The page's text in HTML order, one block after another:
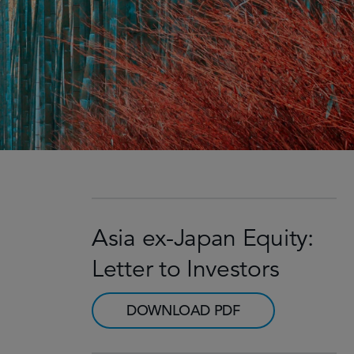
Asia ex-Japan Equity:
Letter to Investors
DOWNLOAD PDF